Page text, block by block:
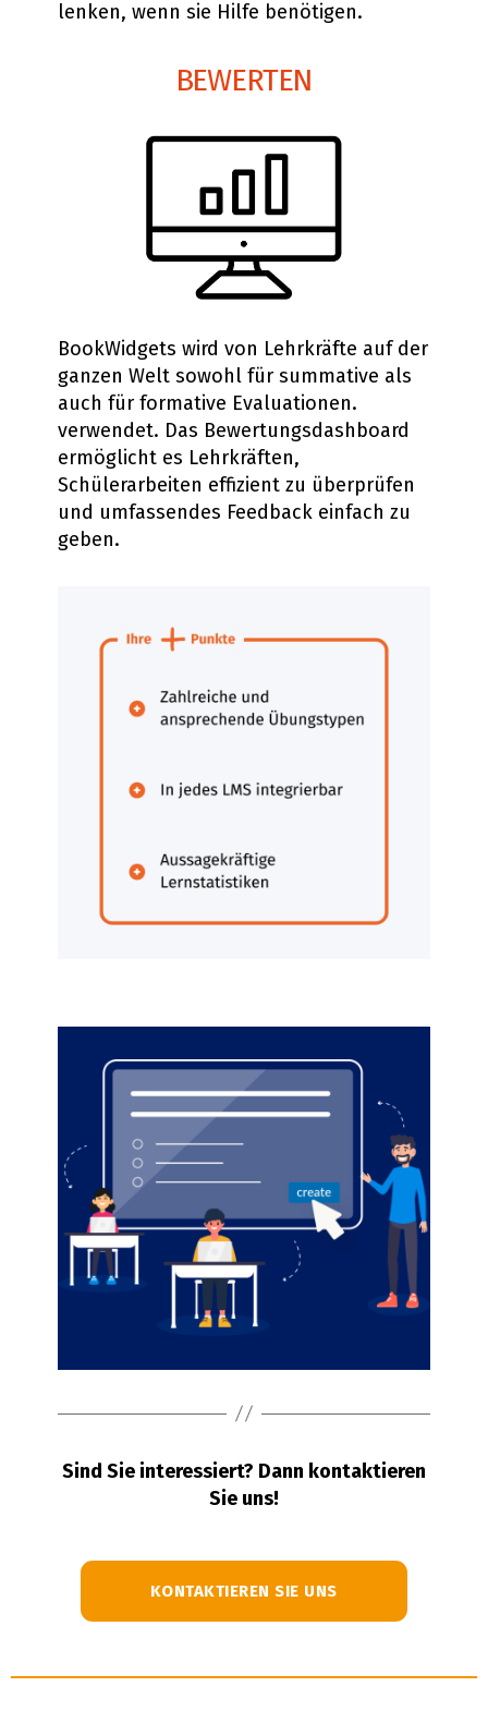
lenken, wenn sie Hilfe benötigen.
BEWERTEN
BookWidgets wird von Lehrkräfte auf der
ganzen Welt sowohl für summative als
auch für formative Evaluationen.
verwendet. Das Bewertungsdashboard
ermöglicht es Lehrkräften,
Schülerarbeiten effizient zu überprüfen
und umfassendes Feedback einfach zu
geben.
Sind Sie interessiert? Dann kontaktieren
Sie uns!
KONTAKTIEREN SIE UNS